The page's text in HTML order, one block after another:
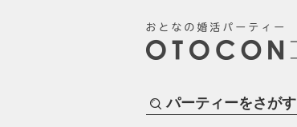
パーティーをさがす